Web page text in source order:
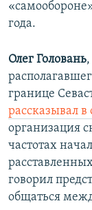
года.
Олег Головань
границе
рассказывал
организация
частотах
говорил
общаться